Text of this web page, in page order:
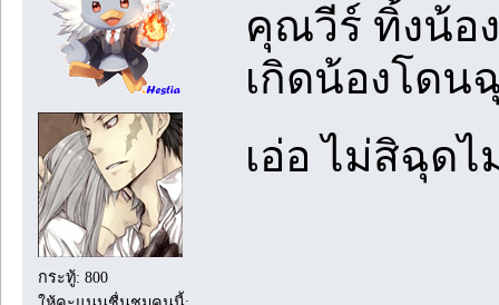
กระทู้: 800
คุณวีร์ ทิ้งน้อ
เกิดน้องโดน
เอ่อ ไม่สิฉุด